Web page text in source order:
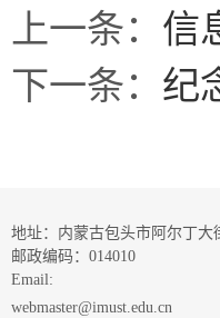
上一条： 信
下一条： 纪
地址：内蒙古包头市阿尔丁大
邮政编码：014010
Email:
webmaster@imust.edu.cn